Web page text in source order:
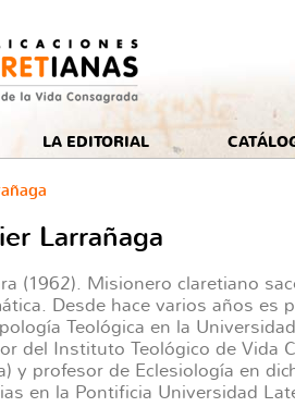
LA EDITORIAL
Larrañaga
(1962). Misionero claretiano
Desde hace varios años es
Teológica en la
del Instituto Teológico de Vida
y profesor de Eclesiología en
en la Pontificia Universidad